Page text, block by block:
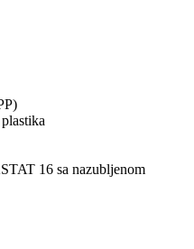
16 sa nazubljenom